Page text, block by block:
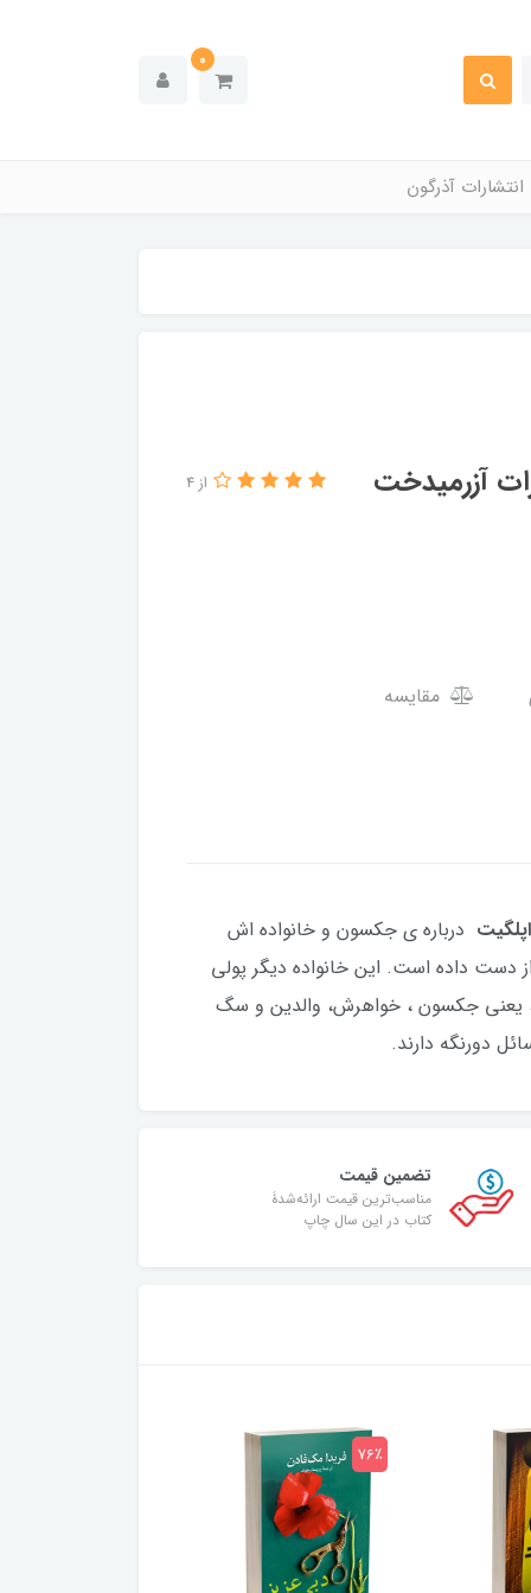
0
انتشارات آذرگون
آزرمیدخت از 4
مقایسه
درباره ی جکسون و خانواده اش
دست داده است. این خانواده دیگر پولی
یعنی جکسون ، خواهرش، والدین و سگ
دورنگه دارند.
تضمین قیمت
مناسب‌ترین قیمت ارائه‌شدۀ
کتاب در این سال چاپ
76٪